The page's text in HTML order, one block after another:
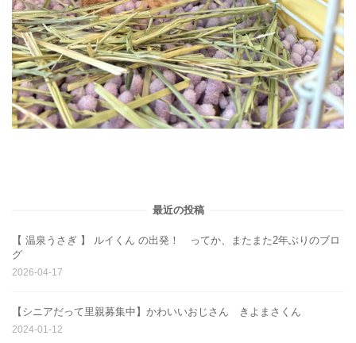
最近の投稿
【 温泉うさぎ 】 ルイくん の出発！ ってか、またまた2年ぶりのブロ
グ
2026-04-17
【シニアだって里親募集中】かわいいおじさん きよまさくん
2024-01-12